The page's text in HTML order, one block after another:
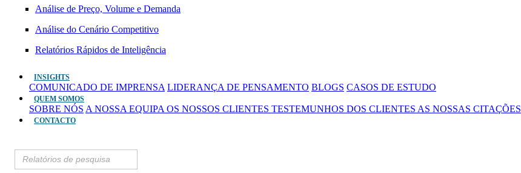
Análise de Preço, Volume e Demanda
Análise do Cenário Competitivo
Relatórios Rápidos de Inteligência
INSIGHTS
COMUNICADO DE IMPRENSA LIDERANÇA DE PENSAMENTO BLOGS CASOS DE ESTUDO
QUEM SOMOS
SOBRE NÓS A NOSSA EQUIPA OS NOSSOS CLIENTES TESTEMUNHOS DOS CLIENTES AS NOSSAS CITAÇÕES
CONTACTO